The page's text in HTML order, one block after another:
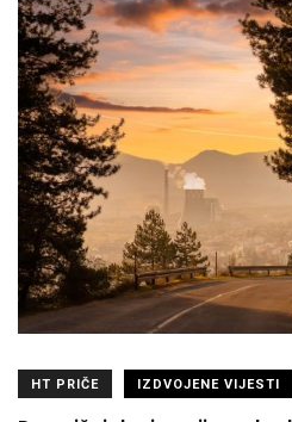
HT PRIČE IZDVOJENE VIJESTI